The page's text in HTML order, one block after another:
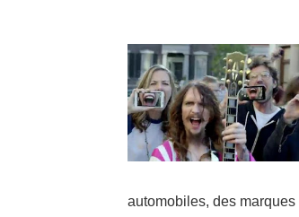
automobiles, des marques